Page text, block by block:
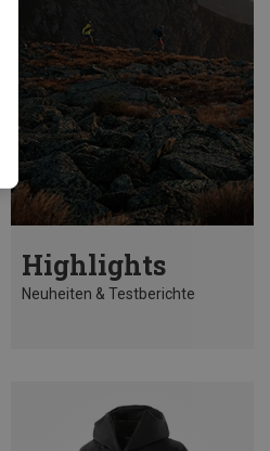
Highlights
Neuheiten & Testberichte